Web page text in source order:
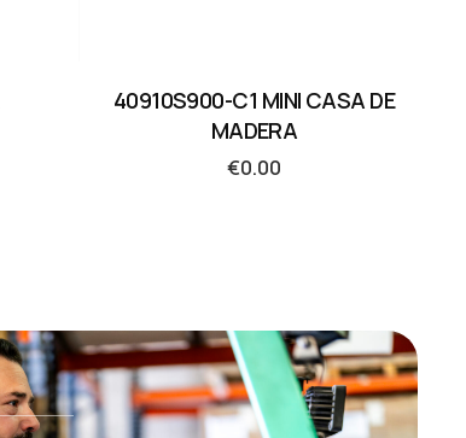
40910S900-C1 MINI CASA DE
MADERA
€0.00